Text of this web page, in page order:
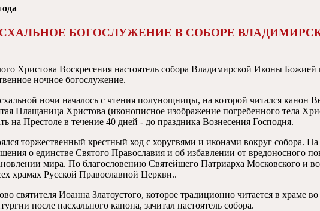
БОГОСЛУЖЕНИЕ В СОБОРЕ
Христова Воскресения настоятель собора Владимирской Иконы
ночное богослужение.
ночи началось с чтения полунощницы, на которой читался канон
Плащаница Христова (иконописное изображение погребенного тела
на Престоле в течение 40 дней - до праздника Вознесения Господня.
торжественный крестный ход с хоругвями и иконами вокруг собора.
о единстве Святого Православия и об избавлении от вредоносного
мира. По благословению Святейшего Патриарха Московского и
храмах Русской Православной Церкви..
святителя Иоанна Златоустого, которое традиционно читается в храме
после пасхального канона, зачитал настоятель собора.